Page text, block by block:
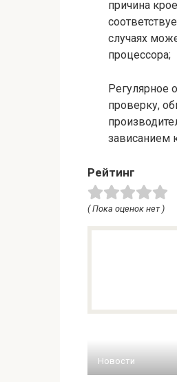
причина
случаях
процессора;
Регулярное
проверку,
зависанием
Рейтинг
( Пока оценок нет )
Новости